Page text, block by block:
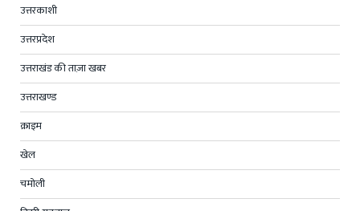
उत्तरकाशी
उत्तरप्रदेश
उत्तराखंड की ताज़ा खबर
उत्तराखण्ड
क्राइम
खेल
चमोली